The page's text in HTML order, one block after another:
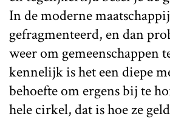
In de moderne
gefragmenteerd, en dan
weer om gemeenschappen
kennelijk is het een diepe
behoefte om ergens bij te
hele cirkel, dat is hoe ze